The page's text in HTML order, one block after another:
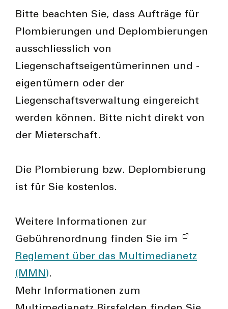
Bitte beachten Sie, dass Aufträge für
Plombierungen und Deplombierungen
ausschliesslich von
Liegenschaftseigentümerinnen und -
eigentümern oder der
Liegenschaftsverwaltung eingereicht
werden können. Bitte nicht direkt von
der Mieterschaft.
Die Plombierung bzw. Deplombierung
ist für Sie kostenlos.
Weitere Informationen zur
Gebührenordnung finden Sie im
Reglement über das Multimedianetz
(MMN).
Mehr Informationen zum